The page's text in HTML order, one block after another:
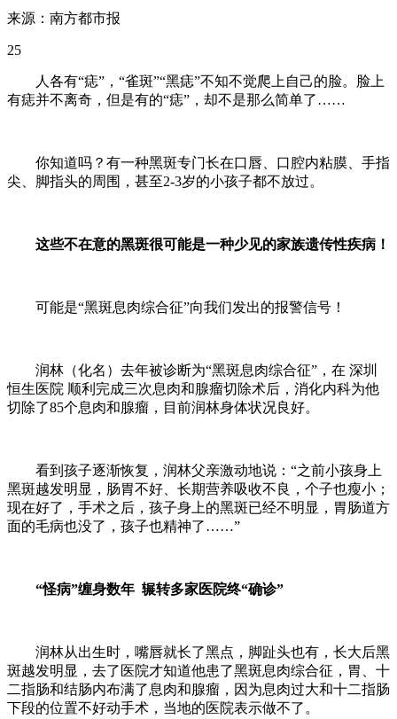
来源：南方都市报
25
人各有“痣”，“雀斑”“黑痣”不知不觉爬上自己的脸。脸上
有痣并不离奇，但是有的“痣”，却不是那么简单了……
你知道吗？有一种黑斑专门长在口唇、口腔内粘膜、手指
尖、脚指头的周围，甚至2-3岁的小孩子都不放过。
这些不在意的黑斑很可能是一种少见的家族遗传性疾病！
可能是“黑斑息肉综合征”向我们发出的报警信号！
润林（化名）去年被诊断为“黑斑息肉综合征”，在 深圳
恒生医院 顺利完成三次息肉和腺瘤切除术后，消化内科为他
切除了85个息肉和腺瘤，目前润林身体状况良好。
看到孩子逐渐恢复，润林父亲激动地说：“之前小孩身上
黑斑越发明显，肠胃不好、长期营养吸收不良，个子也瘦小；
现在好了，手术之后，孩子身上的黑斑已经不明显，胃肠道方
面的毛病也没了，孩子也精神了……”
“怪病”缠身数年 辗转多家医院终“确诊”
润林从出生时，嘴唇就长了黑点，脚趾头也有，长大后黑
斑越发明显，去了医院才知道他患了黑斑息肉综合征，胃、十
二指肠和结肠内布满了息肉和腺瘤，因为息肉过大和十二指肠
下段的位置不好动手术，当地的医院表示做不了。